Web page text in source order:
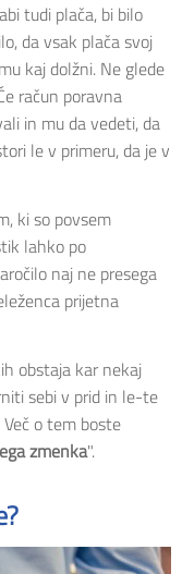
tudi plača, bi bilo
da vsak plača svoj
kaj dolžni. Ne glede
račun poravna
in mu da vedeti, da
le v primeru, da je v
ki so povsem
lahko po
naj ne presega
prijetna
obstaja kar nekaj
sebi v prid in le-te
o tem boste
zmenka".